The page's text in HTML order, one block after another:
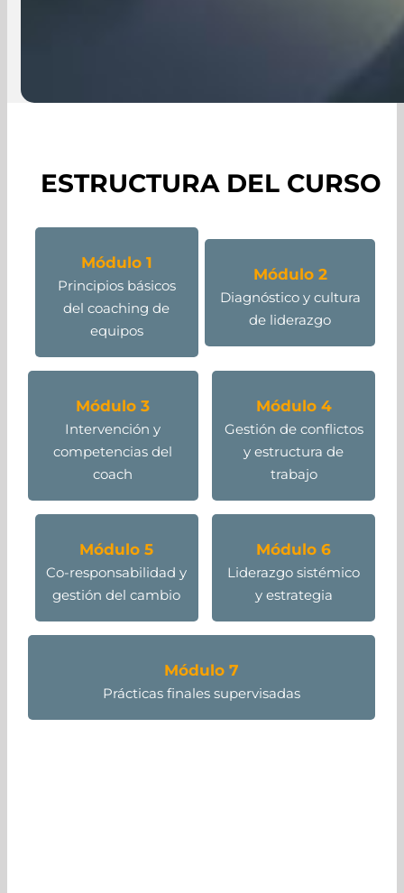
ESTRUCTURA DEL CURSO
Módulo 1
Principios básicos
del coaching de
equipos
Módulo 2
Diagnóstico y cultura
de liderazgo
Módulo 3
Intervención y
competencias del
coach
Módulo 4
Gestión de conflictos
y estructura de
trabajo
Módulo 5
Co-responsabilidad y
gestión del cambio
Módulo 6
Liderazgo sistémico
y estrategia
Módulo 7
Prácticas finales supervisadas